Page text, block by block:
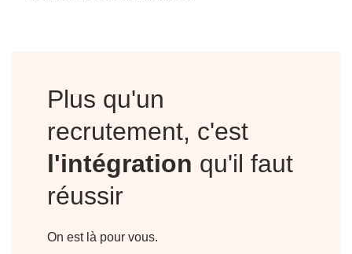
Plus qu'un
recrutement, c'est
l'intégration qu'il faut
réussir
On est là pour vous.